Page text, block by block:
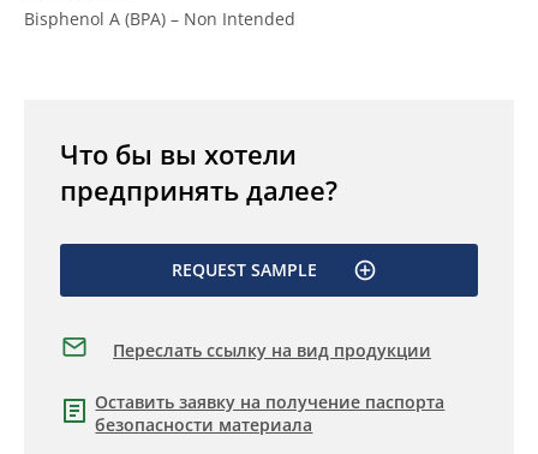
Bisphenol A (BPA) – Non Intended
Что бы вы хотели
предпринять далее?
REQUEST SAMPLE
Переслать ссылку на вид продукции
Оставить заявку на получение паспорта
безопасности материала